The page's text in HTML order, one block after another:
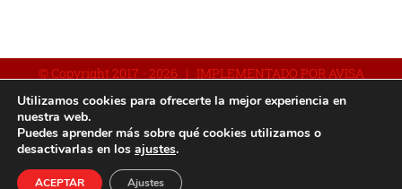
© Copyright 2017 - 2026 | IMPLEMENTADO POR AVISA
FacebookYouTubeInstagram
Utilizamos cookies para ofrecerte la mejor experiencia en
nuestra web.
Puedes aprender más sobre qué cookies utilizamos o
desactivarlas en los ajustes.
ACEPTAR Ajustes